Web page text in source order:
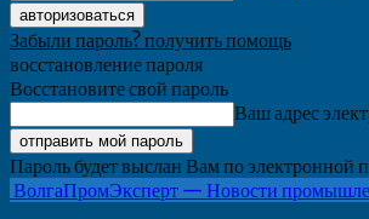
Забыли пароль? получить помощь
восстановление пароля
Восстановите свой пароль
Ваш адрес
Пароль будет выслан Вам по электронной
ВолгаПромЭксперт — Новости